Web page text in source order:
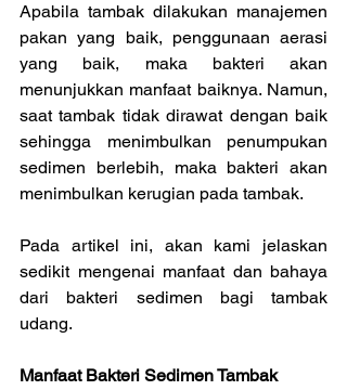
Apabila tambak dilakukan manajemen
pakan yang baik, penggunaan aerasi
yang baik, maka bakteri akan
menunjukkan manfaat baiknya. Namun,
saat tambak tidak dirawat dengan baik
sehingga menimbulkan penumpukan
sedimen berlebih, maka bakteri akan
menimbulkan kerugian pada tambak.
Pada artikel ini, akan kami jelaskan
sedikit mengenai manfaat dan bahaya
dari bakteri sedimen bagi tambak
udang.
Manfaat Bakteri Sedimen Tambak